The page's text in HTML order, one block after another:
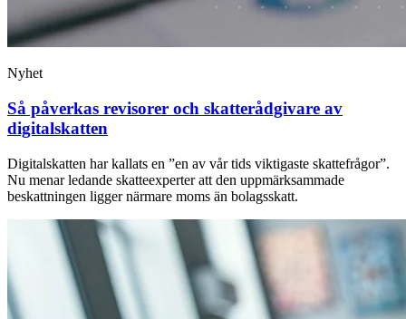
Nyhet
Så påverkas revisorer och skatterådgivare av
digitalskatten
Digitalskatten har kallats en ”en av vår tids viktigaste skattefrågor”.
Nu menar ledande skatteexperter att den uppmärksammade
beskattningen ligger närmare moms än bolagsskatt.